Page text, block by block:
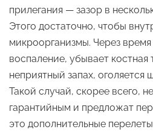
прилегания — зазор в
Этого достаточно, чтобы
микроорганизмы. Через время
воспаление, убывает костная
неприятный запах, оголяется
Такой случай, скорее всего,
гарантийным и предложат
это дополнительные